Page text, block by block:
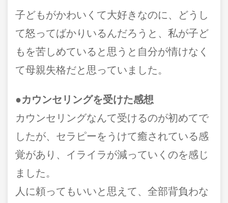
子どもがかわいくて大好きなのに、どうし
て怒ってばかりいるんだろうと、私が子ど
もを苦しめていると思うと自分が情けなく
て母親失格だと思っていました。
●カウンセリングを受けた感想
カウンセリングなんて受けるのが初めてで
したが、セラピーをうけて癒されている感
覚があり、イライラが減っていくのを感じ
ました。
人に頼ってもいいと思えて、全部背負わな